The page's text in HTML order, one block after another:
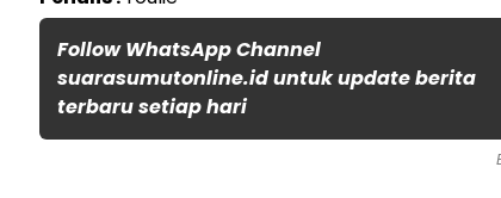
Follow WhatsApp Channel
suarasumutonline.id untuk update berita
terbaru setiap hari